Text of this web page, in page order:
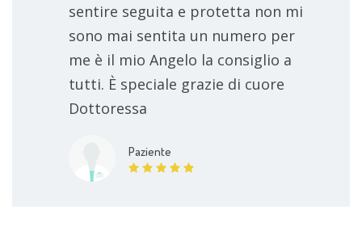
sentire seguita e protetta non mi
sono mai sentita un numero per
me è il mio Angelo la consiglio a
tutti. È speciale grazie di cuore
Dottoressa
Paziente